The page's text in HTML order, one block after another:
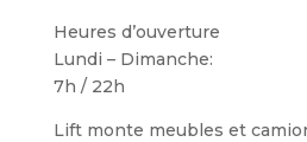
Heures d’ouverture
Lundi – Dimanche:
7h / 22h
Lift monte meubles et